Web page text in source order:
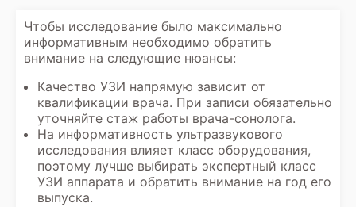
Чтобы исследование было максимально
информативным необходимо обратить
внимание на следующие нюансы:
Качество УЗИ напрямую зависит от
квалификации врача. При записи обязательно
уточняйте стаж работы врача-сонолога.
На информативность ультразвукового
исследования влияет класс оборудования,
поэтому лучше выбирать экспертный класс
УЗИ аппарата и обратить внимание на год его
выпуска.